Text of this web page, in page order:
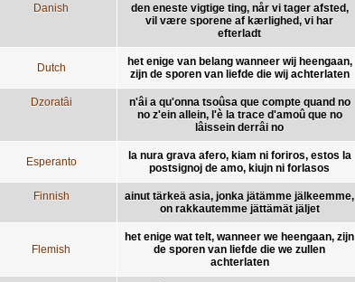
Danish
den eneste vigtige ting, når vi tager afsted,
vil være sporene af kærlighed, vi har
efterladt
Dutch
het enige van belang wanneer wij heengaan,
zijn de sporen van liefde die wij achterlaten
Dzoratâi
n'âi a qu'onna tsoûsa que compte quand no
no z'ein allein, l'è la trace d'amoû que no
lâissein derrâi no
Esperanto
la nura grava afero, kiam ni foriros, estos la
postsignoj de amo, kiujn ni forlasos
Finnish
ainut tärkeä asia, jonka jätämme jälkeemme,
on rakkautemme jättämät jäljet
Flemish
het enige wat telt, wanneer we heengaan, zijn
de sporen van liefde die we zullen
achterlaten